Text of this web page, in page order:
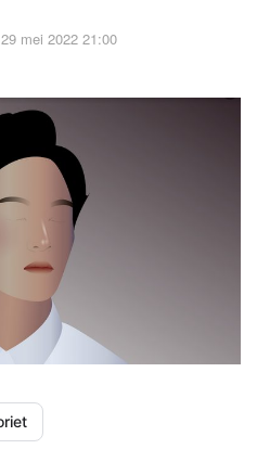
29 mei 2022 21:00